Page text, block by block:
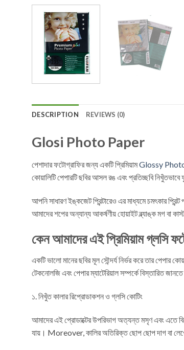
DESCRIPTION REVIEWS (0)
Glosi Photo Paper
পেশাদার ফটোগ্রাফির জন্য একটি প্রিমিয়ামGlossy
কোয়ালিটি পেপারটি ছবির আসল রঙ এবং প্রতিচ্ছবি
আপনি সাধারণ ইঙ্কজেট প্রিন্টারেও এর মাধ্যমে চমৎকার
আমাদের শপের অন্যান্য আকর্ষণীয় হোয়াইট ব্ল্যাঙ্ক মগ বা
কেন আমাদের এই প্রিমিয়াম গ্লসি
একটি ভালো মানের ছবির মূল সৌন্দর্য নির্ভর করে তার
টেকনোলজি এবং পেপার ম্যাটেরিয়াল সম্পর্কে বিস্তারিত
১. নিখুঁত কালার রিপ্রোডাকশন ও গ্লসি কোটিং
আমাদের এই প্রোডাক্টের উপরিভাগ অত্যন্ত মসৃণ এবং এতে
যায়। Moreover, কালির অতিরিক্ত ছোপ ছোপ দাগ বা